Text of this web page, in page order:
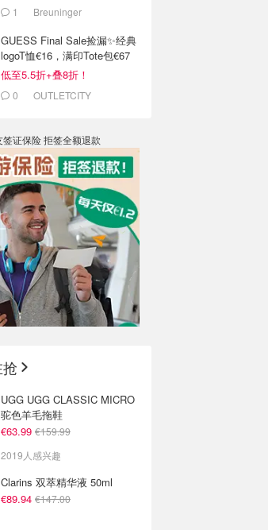
1 Breuninger
GUESS Final Sale捡漏✨经典
logoT恤€16，满印Tote包€67
低至5.5折+叠8折！
0
OUTLETCITY
签证保险 拒签全额退款
UGG UGG CLASSIC MICRO
驼色羊毛拖鞋
€63.99 €159.99
2019人感兴趣
Clarins 双萃精华液 50ml
€89.94 €147.00